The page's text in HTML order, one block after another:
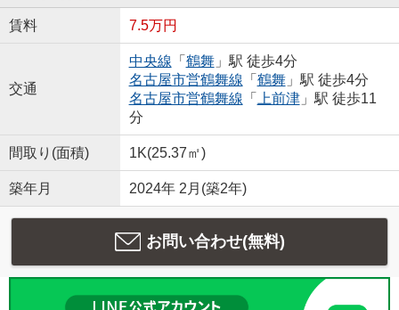
賃料 7.5万円
交通
中央線 「 鶴舞」駅 徒歩4分
名古屋市営鶴舞線 「 鶴舞」駅 徒歩4分
名古屋市営鶴舞線 「 上前津」駅 徒歩11
分
間取り(面積) 1K(25.37㎡)
築年月 2024年 2月(築2年)
お問い合わせ(無料)